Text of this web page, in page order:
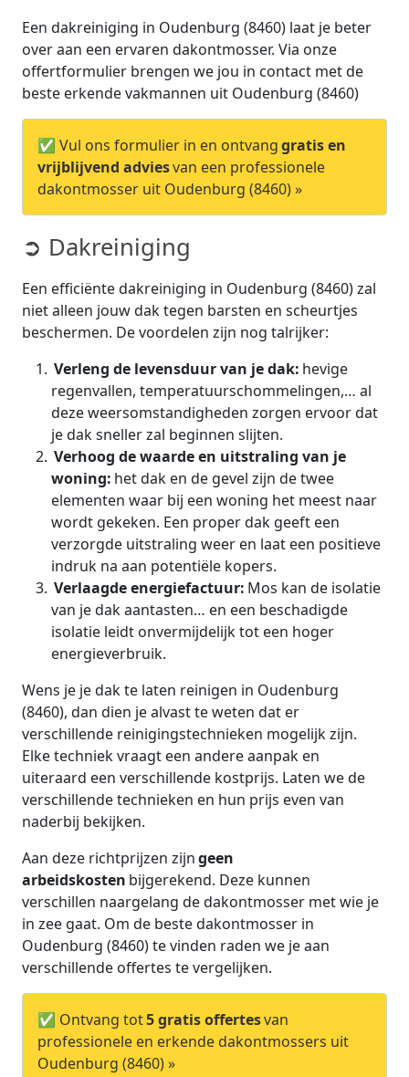
Een dakreiniging in Oudenburg (8460) laat je beter
over aan een ervaren dakontmosser. Via onze
offertformulier brengen we jou in contact met de
beste erkende vakmannen uit Oudenburg (8460)
✅ Vul ons formulier in en ontvanggratis en
vrijblijvend adviesvan een professionele
dakontmosser uit Oudenburg (8460) »
➲ Dakreiniging
Een efficiënte dakreiniging in Oudenburg (8460) zal
niet alleen jouw dak tegen barsten en scheurtjes
beschermen. De voordelen zijn nog talrijker:
Verleng de levensduur van je dak: hevige
regenvallen, temperatuurschommelingen,… al
deze weersomstandigheden zorgen ervoor dat
je dak sneller zal beginnen slijten.
Verhoog de waarde en uitstraling van je
woning: het dak en de gevel zijn de twee
elementen waar bij een woning het meest naar
wordt gekeken. Een proper dak geeft een
verzorgde uitstraling weer en laat een positieve
indruk na aan potentiële kopers.
Verlaagde energiefactuur: Mos kan de isolatie
van je dak aantasten… en een beschadigde
isolatie leidt onvermijdelijk tot een hoger
energieverbruik.
Wens je je dak te laten reinigen in Oudenburg
(8460), dan dien je alvast te weten dat er
verschillende reinigingstechnieken mogelijk zijn.
Elke techniek vraagt een andere aanpak en
uiteraard een verschillende kostprijs. Laten we de
verschillende technieken en hun prijs even van
naderbij bekijken.
Aan deze richtprijzen zijngeen
arbeidskosten bijgerekend. Deze kunnen
verschillen naargelang de dakontmosser met wie je
in zee gaat. Om de beste dakontmosser in
Oudenburg (8460) te vinden raden we je aan
verschillende offertes te vergelijken.
✅ Ontvang tot5 gratis offertesvan
professionele en erkende dakontmossers uit
Oudenburg (8460) »